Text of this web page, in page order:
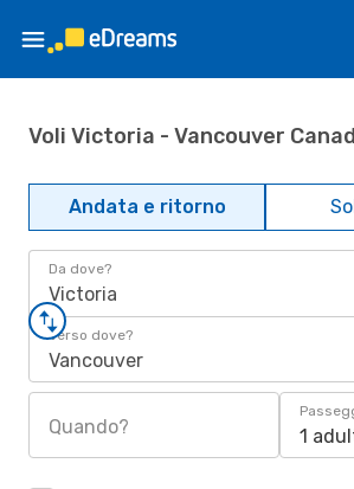
Voli Victoria - Vancouver
Andata e ritorno
Da dove?
Victoria
Verso dove?
Vancouver
Quando? 1